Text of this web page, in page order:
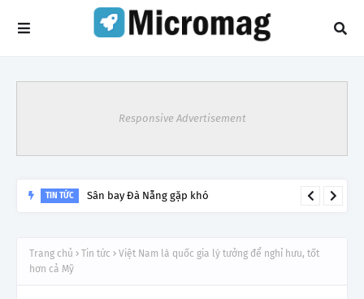
Responsive Advertisement
TIN TỨC Sân bay Đà Nẵng gặp khó
Trang chủ Tin tức
Việt Nam là quốc gia lý tưởng để nghỉ hưu, tốt
hơn cả Mỹ